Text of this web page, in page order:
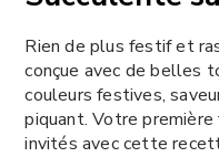
Rien de plus festif et
conçue avec de belles
couleurs festives,
piquant. Votre
invités avec cette